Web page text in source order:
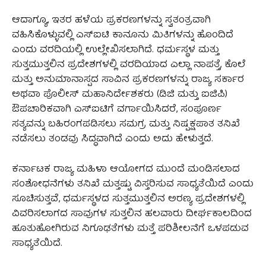
ಆದಾಗ್ಯೂ, ಇತರ ಹಳೆಯ ಪ್ರಕರಣಗಳನ್ನು ಸ್ವತಂತ್ರವಾಗಿ
ವಹಿಸಿಕೊಳ್ಳುವಲ್ಲಿ ಎಸ್‌ಐಟಿ ಕಾನೂನು ಮಿತಿಗಳನ್ನು ಹೊಂದಿದೆ
ಎಂದು ವರದಿಯಲ್ಲಿ ಉಲ್ಲೇಖಿಸಲಾಗಿದೆ. ಧರ್ಮಸ್ಥಳ ಮತ್ತು
ಸುತ್ತಮುತ್ತಲಿನ ಪ್ರದೇಶಗಳಲ್ಲಿ ವರದಿಯಾದ ಎಲ್ಲಾ ನಾಪತ್ತೆ, ಕೊಲೆ
ಮತ್ತು ಅನುಮಾನಾಸ್ಪದ ಸಾವಿನ ಪ್ರಕರಣಗಳನ್ನು ರಾಜ್ಯ ಸರ್ಕಾರ
ಅಥವಾ ಪೊಲೀಸ್ ಮಹಾನಿರ್ದೇಶಕರು (ಡಿಜಿ ಮತ್ತು ಐಜಿಪಿ)
ಔಪಚಾರಿಕವಾಗಿ ಎಸ್‌ಐಟಿಗೆ ವರ್ಗಾಯಿಸಿದರೆ, ಸಂಪೂರ್ಣ
ಸತ್ಯವನ್ನು ಬಹಿರಂಗಪಡಿಸಲು ಸಮಗ್ರ ಮತ್ತು ನಿಷ್ಪಕ್ಷಪಾತ ತನಿಖೆ
ನಡೆಸಲು ತಂಡವು ಸಿದ್ಧವಾಗಿದೆ ಎಂದು ಅದು ಹೇಳುತ್ತದೆ.
ಕರ್ನಾಟಕ ರಾಜ್ಯ ಮಹಿಳಾ ಆಯೋಗದ ಮುಂದೆ ಮಂಡಿಸಲಾದ
ಸಂಶೋಧನೆಗಳು ತನಿಖೆ ಮತ್ತಷ್ಟು ವಿಸ್ತರಿಸುವ ಸಾಧ್ಯತೆಯಿದೆ ಎಂದು
ಸೂಚಿಸುತ್ತವೆ, ಧರ್ಮಸ್ಥಳದ ಸುತ್ತಮುತ್ತಲಿನ ಅರಣ್ಯ ಪ್ರದೇಶಗಳಲ್ಲಿ
ವಿವರಿಸಲಾಗದ ಸಾವುಗಳ ಸುತ್ತಲಿನ ಹಲವಾರು ದೀರ್ಘಕಾಲದಿಂದ
ಹೂತುಹೋಗಿರುವ ನಿಗೂಢತೆಗಳು ಮತ್ತೆ ಪರಿಶೀಲನೆಗೆ ಒಳಪಡುವ
ಸಾಧ್ಯತೆಯಿದೆ.